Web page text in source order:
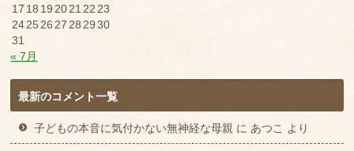
17 18 19 2021 22 23
242526 27 2829 30
31
« 7月
最新のコメント一覧
子どもの本音に気付かない無神経な母親 に あつこ より